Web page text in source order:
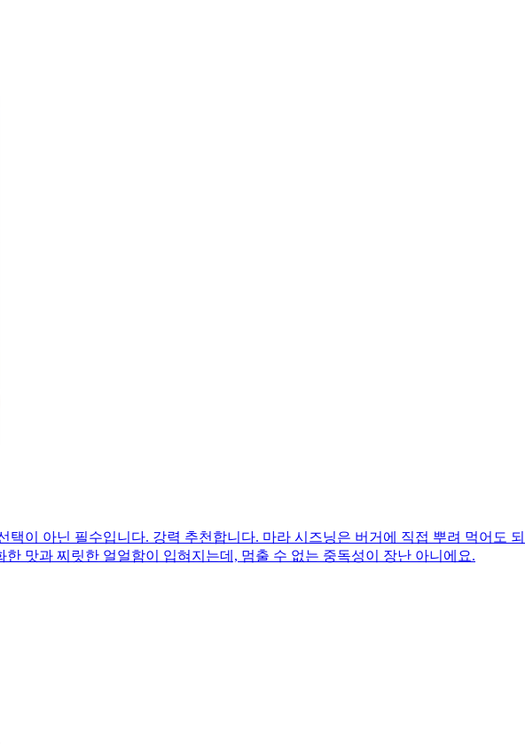
택이 아닌 필수입니다. 강력 추천합니다. 마라 시즈닝은 버거에 직접 뿌려 먹어도
맛과 찌릿한 얼얼함이 입혀지는데, 멈출 수 없는 중독성이 장난 아니에요.